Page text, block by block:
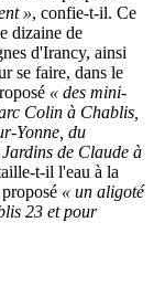
», confie-t-il. Ce
dizaine de
d'Irancy, ainsi
se faire, dans le
« des mini-
Colin à Chablis,
Yonne, du
de Claude à
t-il l'eau à la
« un aligoté
23 et pour